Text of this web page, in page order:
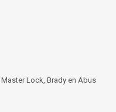
Lock, Brady en Abus